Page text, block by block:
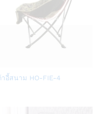
Add
าอี้สนาม HO-FIE-4